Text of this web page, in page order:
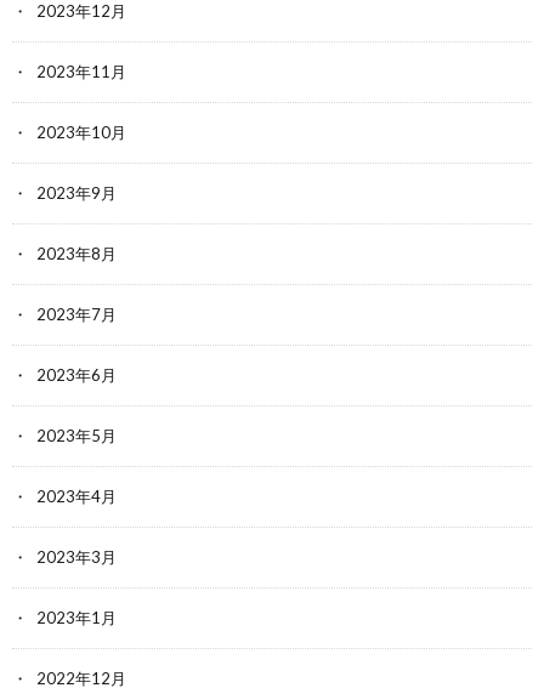
2023年12月
2023年11月
2023年10月
2023年9月
2023年8月
2023年7月
2023年6月
2023年5月
2023年4月
2023年3月
2023年1月
2022年12月